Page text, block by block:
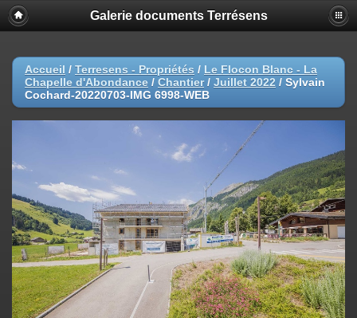
Galerie documents Terrésens
Accueil / Terresens - Propriétés / Le Flocon Blanc - La
Chapelle d'Abondance / Chantier/ Juillet 2022 / Sylvain
Cochard-20220703-IMG 6998-WEB